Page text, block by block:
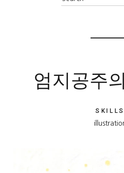
엄지공주
SKILLS